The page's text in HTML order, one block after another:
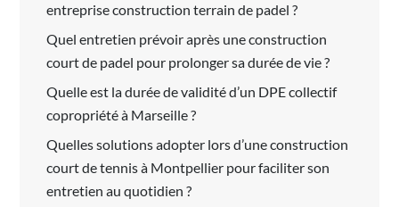
entreprise construction terrain de padel ?
Quel entretien prévoir après une construction
court de padel pour prolonger sa durée de vie ?
Quelle est la durée de validité d’un DPE collectif
copropriété à Marseille ?
Quelles solutions adopter lors d’une construction
court de tennis à Montpellier pour faciliter son
entretien au quotidien ?